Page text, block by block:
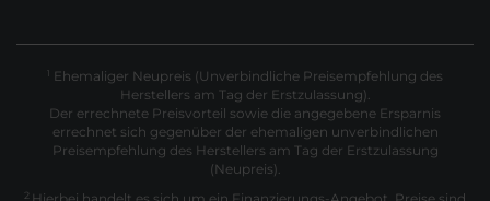
1 Ehemaliger Neupreis (Unverbindliche Preisempfehlung des
Herstellers am Tag der Erstzulassung).
Der errechnete Preisvorteil sowie die angegebene Ersparnis
errechnet sich gegenüber der ehemaligen unverbindlichen
Preisempfehlung des Herstellers am Tag der Erstzulassung
(Neupreis).
2